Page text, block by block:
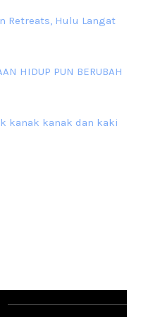
belum terlambat untuk che
ni 4 Zulhijjah 1444 Hijrah,
Lama betul che mat tak
Retreats, Hulu Langat
HIDUP PUN BERUBAH
kanak kanak dan kaki